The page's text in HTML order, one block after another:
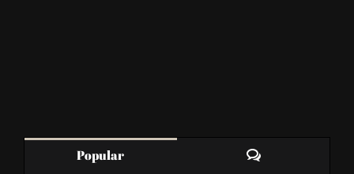
Popular Comments